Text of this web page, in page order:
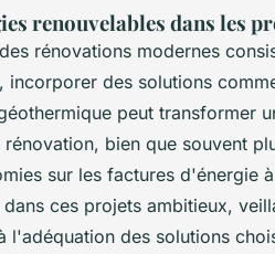
renouvelables dans les
rénovations modernes
incorporer des solutions
peut transformer
bien que souvent
sur les factures d'énergie
ces projets ambitieux,
l'adéquation des solutions